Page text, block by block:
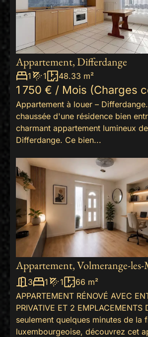
Appartement, Differdange
1 1 48.33 m²
1 750 € / Mois (Charges
Appartement à louer –
chaussée d'une résidence bien
charmant appartement lumineux
Differdange. Ce bien...
Appartement, Volmerange-
3 1 1 66 m²
APPARTEMENT RÉNOVÉ AVEC
PRIVATIVE ET 2 EMPLACEMENTS
seulement quelques minutes de la
luxembourgeoise, découvrez cet